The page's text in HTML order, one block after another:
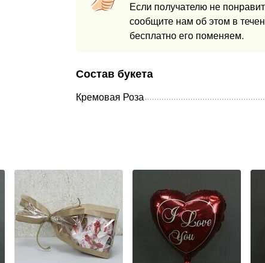
Если получателю не
сообщите нам об этом в
бесплатно его поменяем.
Состав букета
Кремовая Роза